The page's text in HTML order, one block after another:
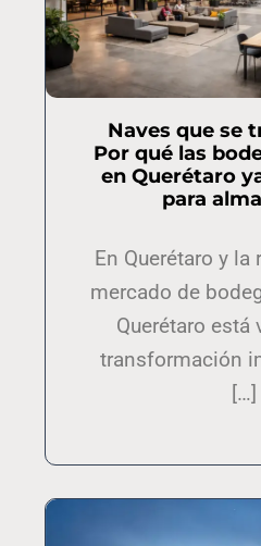
Naves que se
Por qué las
en Querétaro
para
En Querétaro y la
mercado de
Querétaro está
transformación
[…]